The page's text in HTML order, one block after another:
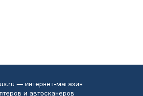
— интернет-магазин
и автосканеров